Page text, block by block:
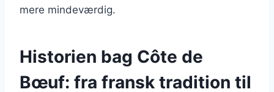
mere mindeværdig.
Historien bag Côte de
Bœuf: fra fransk tradition til